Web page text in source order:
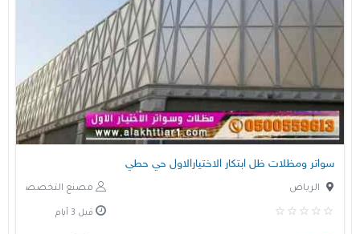
سواتر ومظلات ظل ابتكار الاختيارالاول حي حطي
مصنع التخصصي الرياض
قبل 3 أيام